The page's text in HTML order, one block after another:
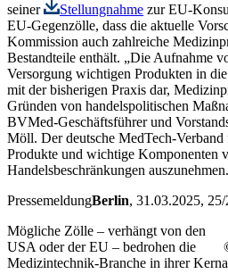
seiner
Stellungnahme zur EU-
EU-Gegenzölle, dass die aktuelle
Kommission auch zahlreiche
Bestandteile enthält. „Die Aufnahme
Versorgung wichtigen Produkten in
mit der bisherigen Praxis dar,
Gründen von handelspolitischen
BVMed-Geschäftsführer und
Möll. Der deutsche MedTech-
Produkte und wichtige Komponenten
Handelsbeschränkungen auszunehmen.
PressemeldungBerlin, 31.03.2025,
Mögliche Zölle – verhängt von den
USA oder der EU – bedrohen die
Medizintechnik-Branche in ihrer